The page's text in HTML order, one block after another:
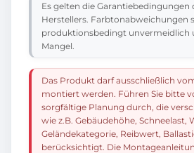
Es gelten die Garantiebedingungen
Herstellers. Farbtonabweichungen
produktionsbedingt unvermeidlich
Mangel.
Das Produkt darf ausschließlich
montiert werden. Führen Sie bitte
sorgfältige Planung durch, die
wie z.B. Gebäudehöhe, Schneelast,
Geländekategorie, Reibwert,
berücksichtigt. Die